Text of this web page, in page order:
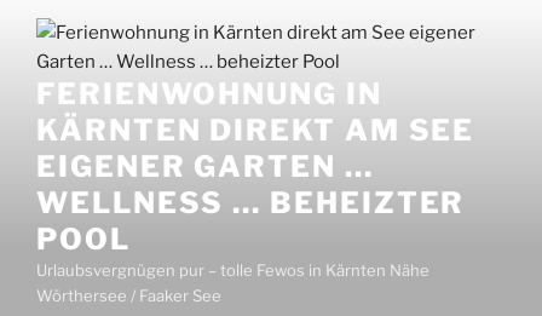
Zum
Inhalt
springen
FERIENWOHNUNG IN
KÄRNTEN DIREKT AM SEE
EIGENER GARTEN …
WELLNESS … BEHEIZTER
POOL
Urlaubsvergnügen pur – tolle Fewos in Kärnten Nähe
Wörthersee / Faaker See